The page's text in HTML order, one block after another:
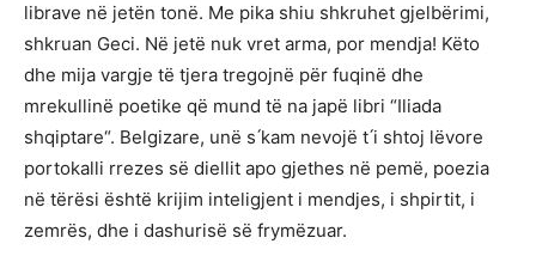
librave në jetën tonë. Me pika shiu shkruhet gjelbërimi,
shkruan Geci. Në jetë nuk vret arma, por mendja! Këto
dhe mija vargje të tjera tregojnë për fuqinë dhe
mrekullinë poetike që mund të na japë libri “Iliada
shqiptare“. Belgizare, unë s ́kam nevojë t ́i shtoj lëvore
portokalli rrezes së diellit apo gjethes në pemë, poezia
në tërësi është krijim inteligjent i mendjes, i shpirtit, i
zemrës, dhe i dashurisë së frymëzuar.